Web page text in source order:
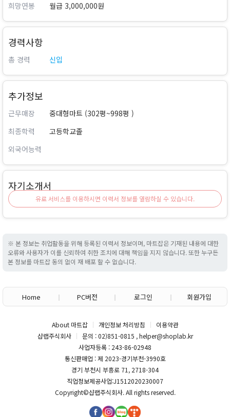
희망연봉
월급 3,000,000원
경력사항
총 경력 신입
추가정보
근무매장
중대형마트 (302평~998평 )
최종학력
고등학교졸
외국어능력
자기소개서
유료 서비스를 이용하시면 이력서 정보를 열람하실 수 있습니다.
※ 본 정보는 취업활동을 위해 등록된 이력서 정보이며, 마트잡은 기재된 내용에 대한
오류와 사용자가 이를 신뢰하여 취한 조치에 대해 책임을 지지 않습니다. 또한 누구든
본 정보를 마트잡 동의 없이 재 배포 할 수 없습니다.
Home PC버전 로그인 회원가입
About 마트잡 개인정보 처리방침
이용약관
샵랩주식회사
문의 : 02)851-0815 , helper@shoplab.kr
사업자등록 : 243-86-02948
통신판매업 : 제 2023-경기부천-3990호
경기 부천시 부흥로 71, 2718-304
직업정보제공사업:J1512020230007
Copyright©샵랩주식회사. All rights reserved.